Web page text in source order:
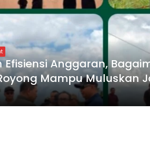
Efisiensi Anggaran,
Mampu Muluskan